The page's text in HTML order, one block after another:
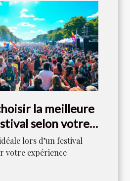
la meilleure
selon votre
?
lors d’un festival
votre expérience